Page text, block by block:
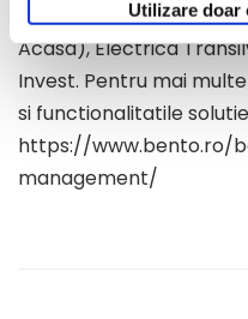
Utilizare doar
Distributie), Apa Nova,
Acasa), Electrica
Invest. Pentru mai
si functionalitatile
https://www.bento.ro/
management/